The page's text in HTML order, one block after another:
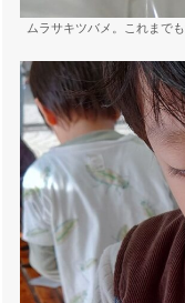
ムラサキツバメ。これまで